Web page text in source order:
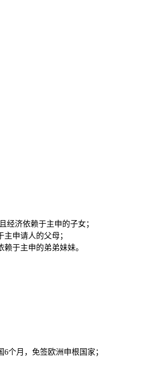
经济依赖于主申的子女；
申请人的父母；
于主申的弟弟妹妹。
个月，免签欧洲申根国家；